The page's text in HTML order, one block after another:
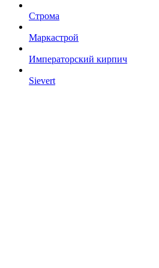
Строма
Маркастрой
Императорский кирпич
Sievert